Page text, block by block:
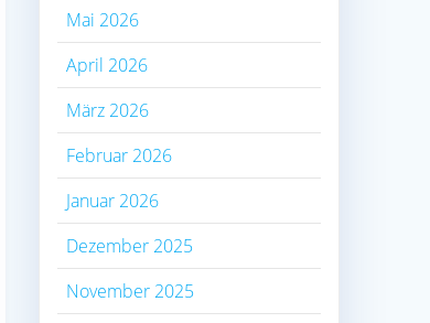
Mai 2026
April 2026
März 2026
Februar 2026
Januar 2026
Dezember 2025
November 2025